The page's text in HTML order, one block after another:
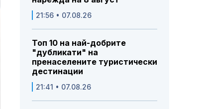
21:56 • 07.08.26
Топ 10 на най-добрите
"дубликати" на
пренаселените туристически
дестинации
21:41 • 07.08.26